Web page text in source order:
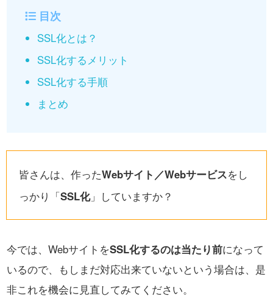
目次
SSL化とは？
SSL化するメリット
SSL化する手順
まとめ
皆さんは、作ったWebサイト／Webサービスをし
っかり「SSL化」していますか？
今では、WebサイトをSSL化するのは当たり前になって
いるので、
もしまだ対応出来ていないという場合は、是
非これを機会に見直してみてください。